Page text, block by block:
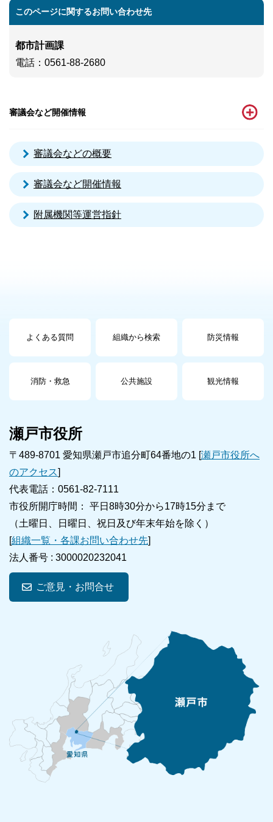
このページに関するお問い合わせ先
都市計画課
電話 ：0561-88-2680
審議会など開催情報
審議会などの概要
審議会など開催情報
附属機関等運営指針
よくある質問 組織から検索 防災情報
消防・救急 公共施設 観光情報
瀬戸市役所
〒489-8701 愛知県瀬戸市追分町64番地の1 [瀬戸市役所へ
のアクセス]
代表電話：0561-82-7111
市役所開庁時間： 平日8時30分から17時15分まで
（土曜日、日曜日、祝日及び年末年始を除く）
[組織一覧・各課お問い合わせ先]
法人番号 : 3000020232041
ご意見・お問合せ